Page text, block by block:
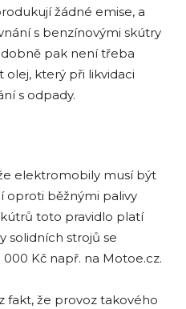
žádné emise, a
s benzínovými skútry
pak není třeba
který při likvidaci
s odpady.
elektromobily musí být
oproti běžnými palivy
toto pravidlo platí
solidních strojů se
Kč např. na Motoe.cz.
fakt, že provoz takového